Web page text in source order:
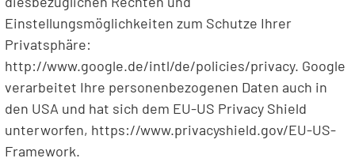
Einstellungsmöglichkeiten zum Schutze Ihrer
Privatsphäre:
http://www.google.de/intl/de/policies/privacy. Google
verarbeitet Ihre personenbezogenen Daten auch in
den USA und hat sich dem EU-US Privacy Shield
unterworfen, https://www.privacyshield.gov/EU-US-
Framework.